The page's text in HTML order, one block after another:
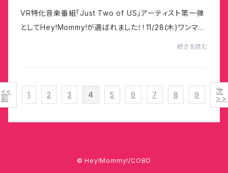
VR特化音楽番組「Just Two of US」アーティスト第一弾
としてHey!Mommy!が選ばれました！！11/28(木)ワンマン
続きを読む
<<
前
1 2 3 4 5 6 7 8 9
次
>>
© Hey!Mommy!/COBO